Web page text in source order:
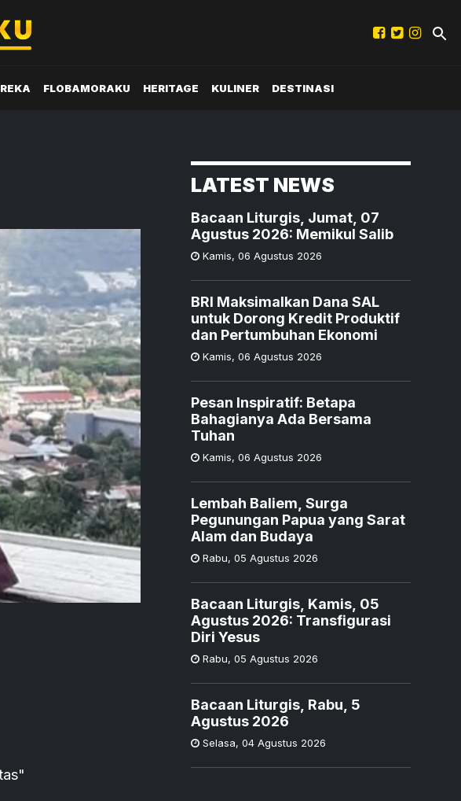
FLOBAMORAKU HERITAGE KULINER DESTINASI
LATEST NEWS
Bacaan Liturgis, Jumat, 07
Agustus 2026: Memikul Salib
Kamis, 06 Agustus 2026
BRI Maksimalkan Dana SAL
untuk Dorong Kredit Produktif
dan Pertumbuhan Ekonomi
Kamis, 06 Agustus 2026
Pesan Inspiratif: Betapa
Bahagianya Ada Bersama
Tuhan
Kamis, 06 Agustus 2026
Lembah Baliem, Surga
Pegunungan Papua yang Sarat
Alam dan Budaya
Rabu, 05 Agustus 2026
Bacaan Liturgis, Kamis, 05
Agustus 2026: Transfigurasi
Diri Yesus
Rabu, 05 Agustus 2026
Bacaan Liturgis, Rabu, 5
Agustus 2026
Selasa, 04 Agustus 2026